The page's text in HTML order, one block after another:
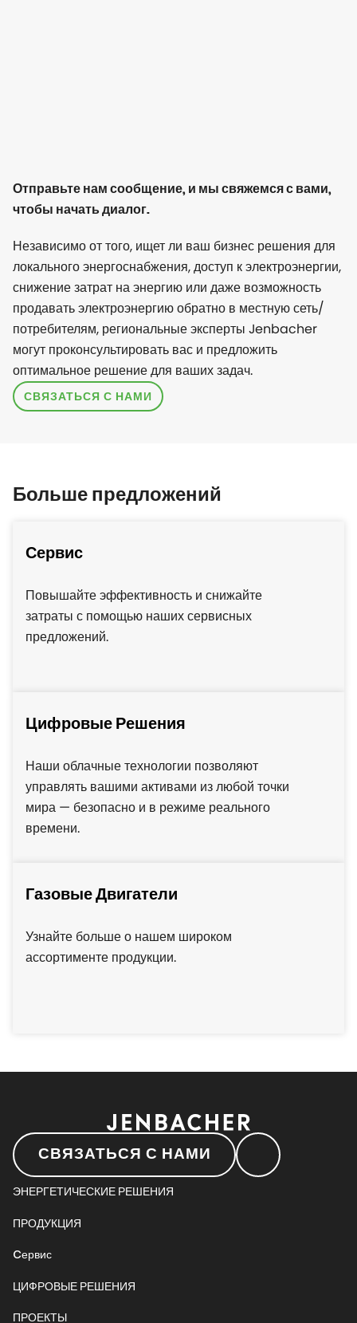
Отправьте нам сообщение, и мы свяжемся с вами,
чтобы начать диалог.
Независимо от того, ищет ли ваш бизнес решения для
локального энергоснабжения, доступ к электроэнергии,
снижение затрат на энергию или даже возможность
продавать электроэнергию обратно в местную сеть/
потребителям, региональные эксперты Jenbacher
могут проконсультировать вас и предложить
оптимальное решение для ваших задач.
СВЯЗАТЬСЯ С НАМИ
Больше предложений
Сервис
Повышайте эффективность и снижайте
затраты с помощью наших сервисных
предложений.
Цифровые Решения
Наши облачные технологии позволяют
управлять вашими активами из любой точки
мира — безопасно и в режиме реального
времени.
Газовые Двигатели
Узнайте больше о нашем широком
ассортименте продукции.
СВЯЗАТЬСЯ С НАМИ
ЭНЕРГЕТИЧЕСКИЕ РЕШЕНИЯ
ПРОДУКЦИЯ
Cервис
ЦИФРОВЫЕ РЕШЕНИЯ
ПРОЕКТЫ